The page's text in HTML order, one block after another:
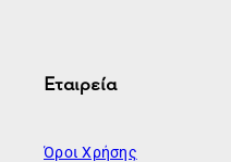
Εταιρεία
Όροι Χρήσης